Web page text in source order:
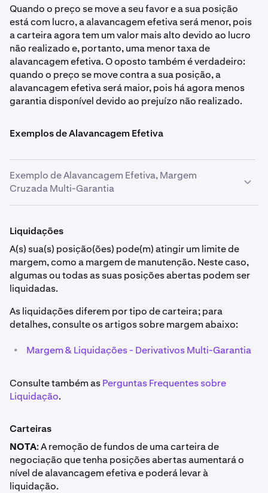
Quando o preço se move a seu favor e a sua posição
está com lucro, a alavancagem efetiva será menor, pois
a carteira agora tem um valor mais alto devido ao lucro
não realizado e, portanto, uma menor taxa de
alavancagem efetiva. O oposto também é verdadeiro:
quando o preço se move contra a sua posição, a
alavancagem efetiva será maior, pois há agora menos
garantia disponível devido ao prejuízo não realizado.
Exemplos de Alavancagem Efetiva
Exemplo de Alavancagem Efetiva, Margem
Cruzada Multi-Garantia
40.000 $ USD. Não tem outras posições abertas, o
preço de mercado atual é 40.400 $ USD e o preço de
marcação é 40.402 $ USD. A quantidade de moeda
fiduciária na sua carteira de negociação Multi-Garantia
é de 10.000 € EUR e 8.000 £ GBP. O EUR tem um haircut
de garantia de 2% e o GBP tem um haircut de garantia de
3%.
Alavancagem Efetiva = Valor da Posição na Entrada /
(Valor da Garantia - Margem Inicial Isolada +
Lucro/Prejuízo Não Realizado Isolado & Cruzado)
• Tamanho da posição = 1 BTC
• Valor da Posição na Entrada = 40.000 $
•
Valor da garantia = (Saldo da Conta de Margem *
Haircut) + Lucro/Prejuízo Não Realizado
- EUR = 10.000 € * 0,98 = 9.800 € (Assumindo
Liquidações
A(s) sua(s) posição(ões) pode(m) atingir um limite de
margem, como a margem de manutenção. Neste caso,
algumas ou todas as suas posições abertas podem ser
liquidadas.
As liquidações diferem por tipo de carteira; para
detalhes, consulte os artigos sobre margem abaixo:
• Margem & Liquidações - Derivativos Multi-Garantia
Consulte também asPerguntas Frequentes sobre
Liquidação.
Carteiras
NOTA: A remoção de fundos de uma carteira de
negociação que tenha posições abertas aumentará o
nível de alavancagem efetiva e poderá levar à
liquidação.